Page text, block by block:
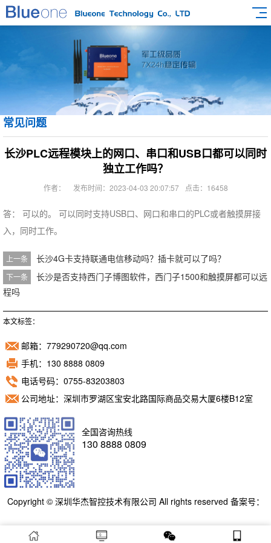
常见问题
长沙PLC远程模块上的网口、串口和USB口都可以同时
独立工作吗？
作者： 发布时间：2023-04-03 20:07:57 点击：16458
答： 可以的。 可以同时支持USB口、网口和串口的PLC或者触摸屏接
入，同时工作。
上一条 长沙4G卡支持联通电信移动吗？插卡就可以了吗？
下一条
长沙是否支持西门子博图软件，西门子1500和触摸屏都可以远
程吗
本文标签：
邮箱：779290720@qq.com
手机：130 8888 0809
电话号码：0755-83203803
公司地址：深圳市罗湖区宝安北路国际商品交易大厦6楼B12室
全国咨询热线
130 8888 0809
Copyright © 深圳华杰智控技术有限公司 All rights reserved 备案号：